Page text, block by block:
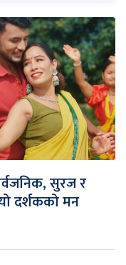
सुरज र
दर्शकको मन